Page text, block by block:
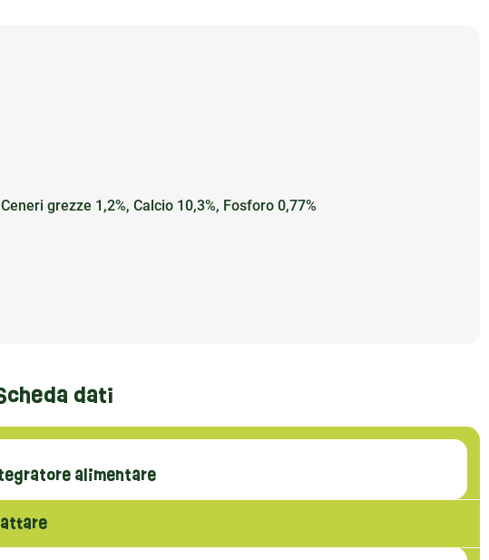
grezze 1,2%, Calcio 10,3%, Fosforo 0,77%
dati
alimentare